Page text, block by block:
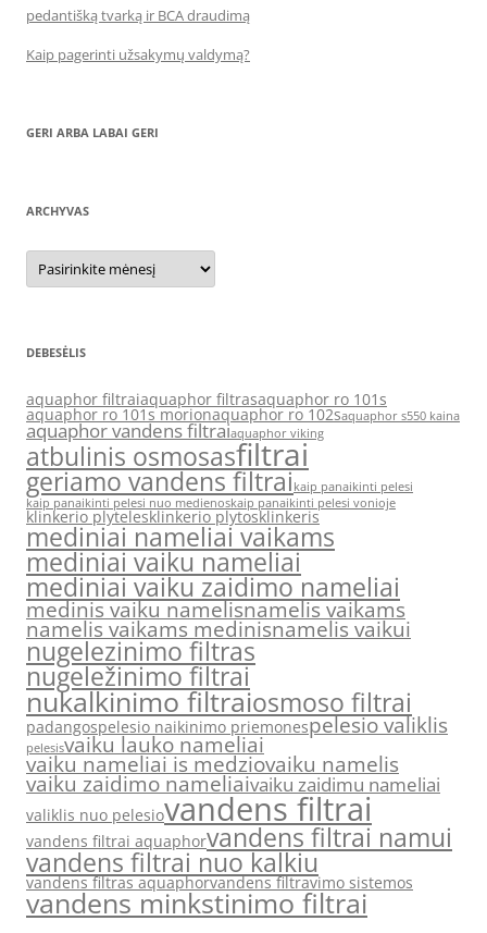
pedantišką tvarką ir BCA draudimą
Kaip pagerinti užsakymų valdymą?
GERI ARBA LABAI GERI
ARCHYVAS
Archyvas
DEBESĖLIS
aquaphor filtraiaquaphor filtrasaquaphor ro 101s
aquaphor ro 101s morionaquaphor ro 102saquaphor s550 kaina
aquaphor vandens filtraiaquaphor viking
atbulinis osmosasfiltrai
geriamo vandens filtraikaip panaikinti pelesi
kaip panaikinti pelesi nuo medienoskaip panaikinti pelesi vonioje
klinkerio plytelesklinkerio plytosklinkeris
mediniai nameliai vaikams
mediniai vaiku nameliai
mediniai vaiku zaidimo nameliai
medinis vaiku namelisnamelis vaikams
namelis vaikams medinisnamelis vaikui
nugelezinimo filtras
nugeležinimo filtrai
nukalkinimo filtraiosmoso filtrai
padangospelesio naikinimo priemonespelesio valiklis
pelesisvaiku lauko nameliai
vaiku nameliai is medziovaiku namelis
vaiku zaidimo nameliaivaiku zaidimu nameliai
valiklis nuo pelesiovandens filtrai
vandens filtrai aquaphorvandens filtrai namui
vandens filtrai nuo kalkiu
vandens filtras aquaphorvandens filtravimo sistemos
vandens minkstinimo filtrai